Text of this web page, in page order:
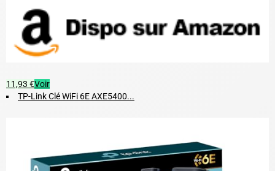
11,93 €Voir
TP-Link Clé WiFi 6E AXE5400...